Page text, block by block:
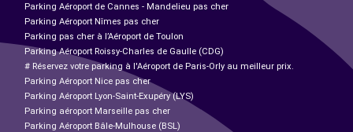
Parking Aéroport de Cannes - Mandelieu pas cher
Parking Aéroport Nîmes pas cher
Parking pas cher à l’Aéroport de Toulon
Parking Aéroport Roissy-Charles de Gaulle (CDG)
# Réservez votre parking à l'Aéroport de Paris-Orly au meilleur prix.
Parking Aéroport Nice pas cher
Parking Aéroport Lyon-Saint-Exupéry (LYS)
Parking aéroport Marseille pas cher
Parking Aéroport Bâle-Mulhouse (BSL)